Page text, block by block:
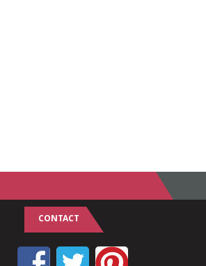
CONTACT